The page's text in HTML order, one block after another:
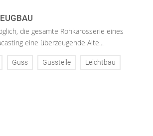
die gesamte Rohkarosserie eines
eine überzeugende Alte...
Guss Gussteile Leichtbau